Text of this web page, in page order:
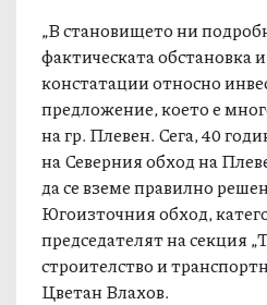
„В становището ни
фактическата обстановка
констатации относно
предложение, което е
на гр. Плевен. Сега, 40
на Северния обход на
да се вземе правилно
Югоизточния обход,
председателят на секция
строителство и
Цветан Влахов.